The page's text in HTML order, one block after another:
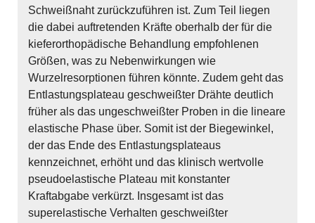
Schweißnaht zurückzuführen ist. Zum Teil liegen
die dabei auftretenden Kräfte oberhalb der für die
kieferorthopädische Behandlung empfohlenen
Größen, was zu Nebenwirkungen wie
Wurzelresorptionen führen könnte. Zudem geht das
Entlastungsplateau geschweißter Drähte deutlich
früher als das ungeschweißter Proben in die lineare
elastische Phase über. Somit ist der Biegewinkel,
der das Ende des Entlastungsplateaus
kennzeichnet, erhöht und das klinisch wertvolle
pseudoelastische Plateau mit konstanter
Kraftabgabe verkürzt. Insgesamt ist das
superelastische Verhalten geschweißter